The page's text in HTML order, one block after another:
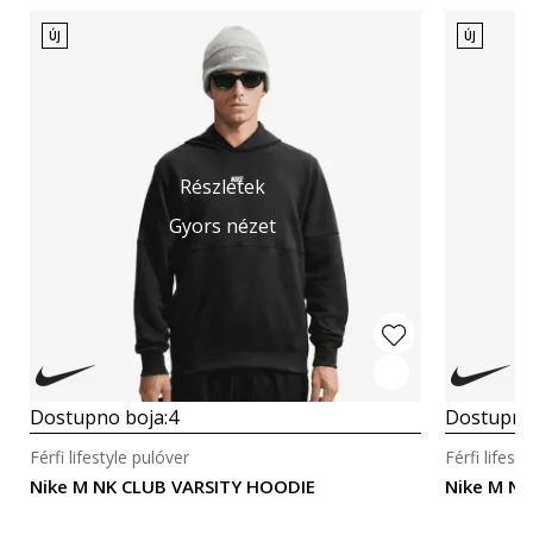
Részletek
Gyors nézet
ÚJ
Dostupno boja:4
Nike M NK CLUB VARSITY HOODIE
Férfi lifestyle pulóver
ÚJ
Nike M
Férfi